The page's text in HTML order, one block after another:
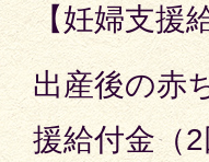
【妊婦支援
出産後の赤
援給付金（